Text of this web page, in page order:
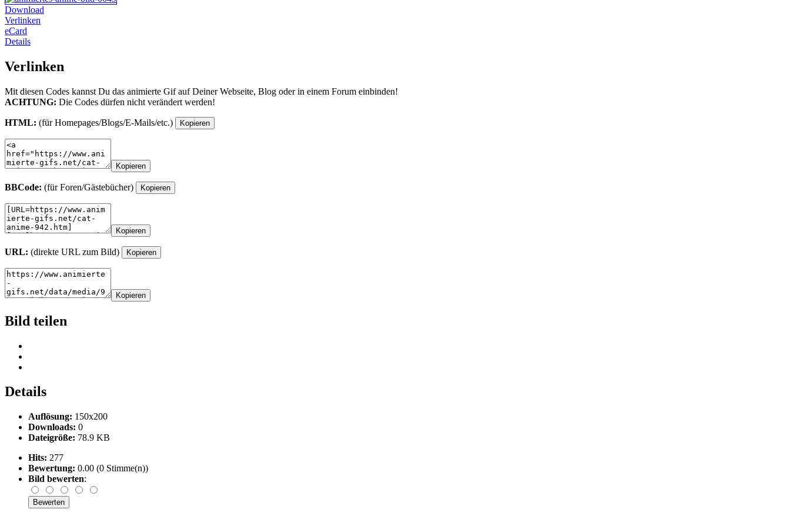
Download
Verlinken
eCard
Details
Verlinken
Mit diesen Codes kannst Du das animierte Gif auf Deiner Webseite, Blog oder in einem Forum einbinden!
ACHTUNG: Die Codes dürfen nicht verändert werden!
HTML: (für Homepages/Blogs/E-Mails/etc.) Kopieren
Kopieren
BBCode: (für Foren/Gästebücher) Kopieren
Kopieren
URL: (direkte URL zum Bild) Kopieren
Kopieren
Bild teilen
Details
Auflösung: 150x200
Downloads: 0
Dateigröße: 78.9 KB
Hits: 277
Bewertung: 0.00 (0 Stimme(n))
Bild bewerten: